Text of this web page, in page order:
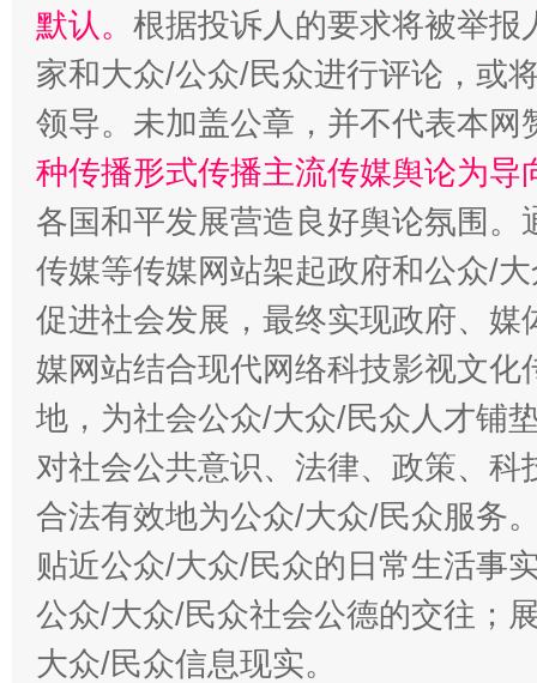
默认。 根据投诉人的要求将被举
家和大众/公众/民众进行评论，或
领导。未加盖公章，并不代表本
种传播形式传播主流传媒舆论为导
各国和平发展营造良好舆论氛围
传媒等传媒网站架起政府和公众/
促进社会发展，最终实现政府、
媒网站结合现代网络科技影视文
地，为社会公众/大众/民众人才铺
对社会公共意识、法律、政策、
合法有效地为公众/大众/民众服务
贴近公众/大众/民众的日常生活事
公众/大众/民众社会公德的交往；
大众/民众信息现实。